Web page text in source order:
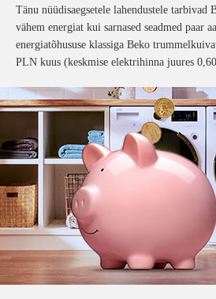
Tänu nüüdisaegsetele lahendustele tarbivad
vähem energiat kui sarnased seadmed paar
energiatõhususe klassiga Beko
PLN kuus (keskmise elektrihinna juures